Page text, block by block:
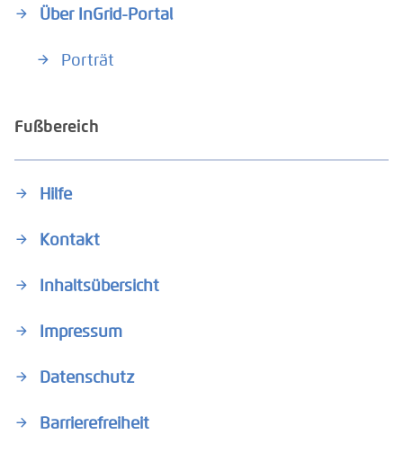
Über InGrid-Portal
Porträt
Fußbereich
Hilfe
Kontakt
Inhaltsübersicht
Impressum
Datenschutz
Barrierefreiheit